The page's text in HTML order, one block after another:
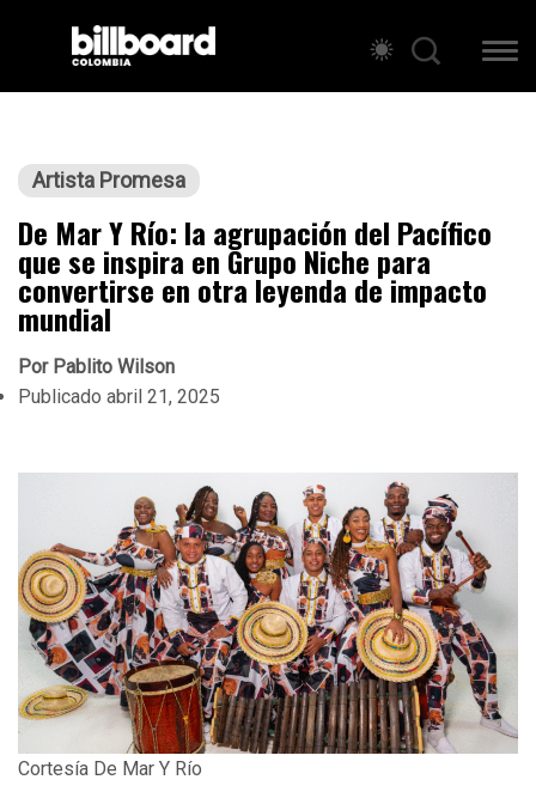
Artista Promesa
De Mar Y Río: la agrupación del Pacífico
que se inspira en Grupo Niche para
convertirse en otra leyenda de impacto
mundial
PorPablito Wilson
Publicado abril 21, 2025
Cortesía De Mar Y Río